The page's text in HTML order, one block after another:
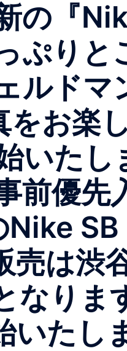
の『
ぷりと
ドマ
お楽
いたし
前優先
SB
は渋
なりま
たし